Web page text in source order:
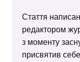
Стаття
редактором
з моменту
присвятив себе